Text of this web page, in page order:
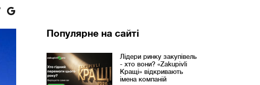
Популярне на сайті
Лідери ринку закупівель
- хто вони? «Zakupivli
Кращі» відкривають
імена компаній